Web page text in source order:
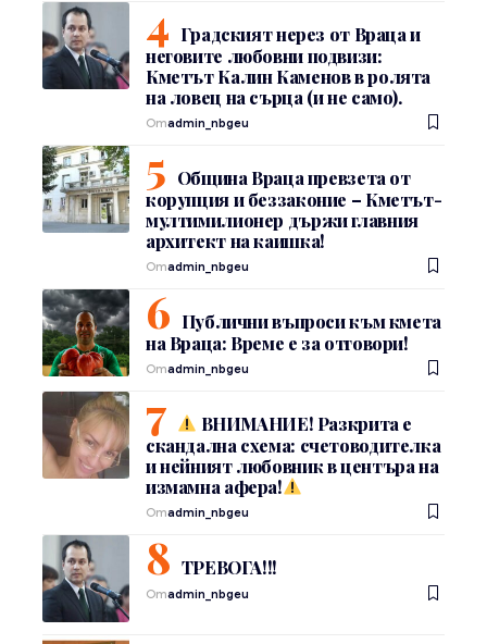
Градският нерез от Враца и
неговите любовни подвизи:
Кметът Калин Каменов в ролята
на ловец на сърца (и не само).
Отadmin_nbgeu
Община Враца превзета от
корупция и беззаконие – Кметът-
мултимилионер държи главния
архитект на каишка!
Отadmin_nbgeu
Публични въпроси към кмета
на Враца: Време е за отговори!
Отadmin_nbgeu
ВНИМАНИЕ! Разкрита е
скандална схема: счетоводителка
и нейният любовник в центъра на
измамна афера!
Отadmin_nbgeu
ТРЕВОГА!!!
Отadmin_nbgeu